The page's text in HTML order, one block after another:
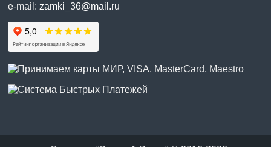
e-mail: zamki_36@mail.ru